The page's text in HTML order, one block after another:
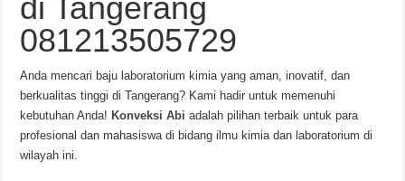
di Tangerang
081213505729
Anda mencari baju laboratorium kimia yang aman, inovatif, dan
berkualitas tinggi di Tangerang? Kami hadir untuk memenuhi
kebutuhan Anda! Konveksi Abi adalah pilihan terbaik untuk para
profesional dan mahasiswa di bidang ilmu kimia dan laboratorium di
wilayah ini.